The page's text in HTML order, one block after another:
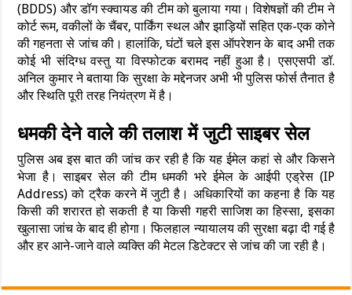
(BDDS) और डॉग स्क्वायड की टीम को बुलाया गया। विशेषज्ञों की टीम ने
कोर्ट रूम, वकीलों के चैंबर, पार्किंग स्थल और झाड़ियों सहित एक-एक कोने
की गहनता से जांच की। हालांकि, घंटों चले इस ऑपरेशन के बाद अभी तक
कोई भी संदिग्ध वस्तु या विस्फोटक बरामद नहीं हुआ है। एसएसपी डॉ.
अनिल कुमार ने बताया कि सुरक्षा के मद्देनजर अभी भी पुलिस फोर्स तैनात है
और स्थिति पूरी तरह नियंत्रण में है।
धमकी देने वाले की तलाश में जुटी साइबर सेल
पुलिस अब इस बात की जांच कर रही है कि यह ईमेल कहां से और किसने
भेजा है। साइबर सेल की टीम धमकी भरे ईमेल के आईपी एड्रेस (IP
Address) को ट्रैक करने में जुटी है। अधिकारियों का कहना है कि यह
किसी की शरारत हो सकती है या किसी गहरी साजिश का हिस्सा, इसका
खुलासा जांच के बाद ही होगा। फिलहाल न्यायालय की सुरक्षा बढ़ा दी गई है
और हर आने-जाने वाले व्यक्ति की मेटल डिटेक्टर से जांच की जा रही है।